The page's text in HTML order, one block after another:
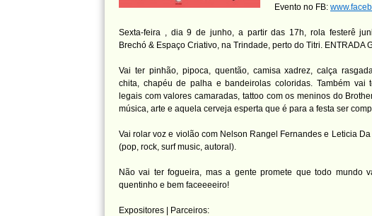
Evento no FB:
Sexta-feira , dia 9 de junho, a partir das 17h, rola festerê
Brechó & Espaço Criativo, na Trindade, perto do Titri. ENTRADA
Vai ter pinhão, pipoca, quentão, camisa xadrez, calça
chita, chapéu de palha e bandeirolas coloridas. Também vai
legais com valores camaradas, tattoo com os meninos do
música, arte e aquela cerveja esperta que é para a festa ser
Vai rolar voz e violão com Nelson Rangel Fernandes e Leticia
(pop, rock, surf music, autoral).
Não vai ter fogueira, mas a gente promete que todo mundo
quentinho e bem faceeeeiro!
Expositores | Parceiros: